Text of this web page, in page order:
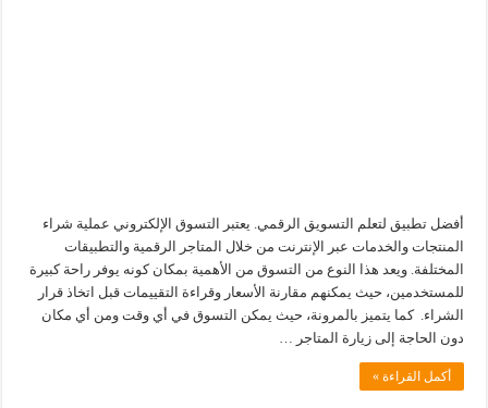
أفضل تطبيق لتعلم التسويق الرقمي. يعتبر التسوق الإلكتروني عملية شراء
المنتجات والخدمات عبر الإنترنت من خلال المتاجر الرقمية والتطبيقات
المختلفة. ويعد هذا النوع من التسوق من الأهمية بمكان كونه يوفر راحة كبيرة
للمستخدمين، حيث يمكنهم مقارنة الأسعار وقراءة التقييمات قبل اتخاذ قرار
الشراء. كما يتميز بالمرونة، حيث يمكن التسوق في أي وقت ومن أي مكان
دون الحاجة إلى زيارة المتاجر …
أكمل القراءة »